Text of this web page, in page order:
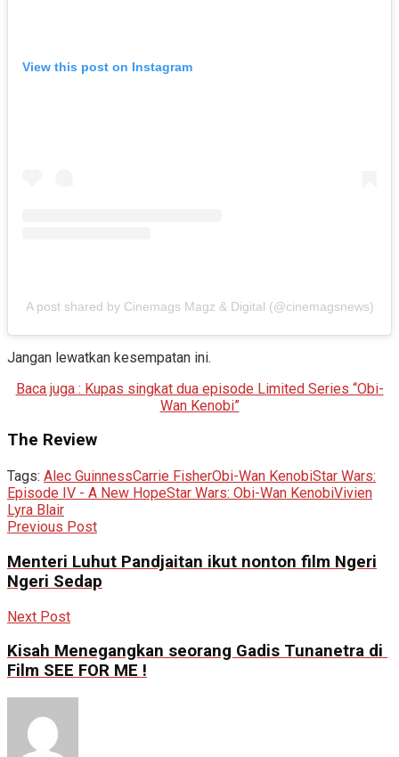
View this post on Instagram
A post shared by Cinemags Magz & Digital (@cinemagsnews)
Jangan lewatkan kesempatan ini.
Baca juga : Kupas singkat dua episode Limited Series “Obi-
Wan Kenobi”
The Review
Tags: Alec GuinnessCarrie FisherObi-Wan KenobiStar Wars:
Episode IV - A New HopeStar Wars: Obi-Wan KenobiVivien
Lyra Blair
Previous Post
Menteri Luhut Pandjaitan ikut nonton film Ngeri
Ngeri Sedap
Next Post
Kisah Menegangkan seorang Gadis Tunanetra di
Film SEE FOR ME !